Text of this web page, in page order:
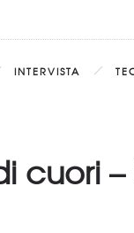
INTERVISTA
cuori –